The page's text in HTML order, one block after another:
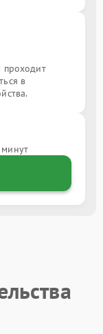
проходит
в